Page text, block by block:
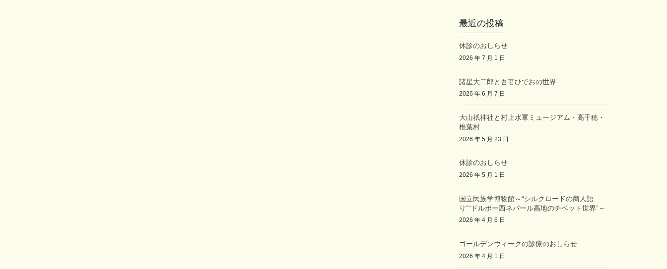
最近の投稿
休診のおしらせ
2026 年 7 月 1 日
諸星大二郎と吾妻ひでおの世界
2026 年 6 月 7 日
大山祇神社と村上水軍ミュージアム・高千穂・
椎葉村
2026 年 5 月 23 日
休診のおしらせ
2026 年 5 月 1 日
国立民族学博物館～“シルクロードの商人語
り”“ドルポー西ネパール高地のチベット世界”～
2026 年 4 月 6 日
ゴールデンウィークの診療のおしらせ
2026 年 4 月 1 日